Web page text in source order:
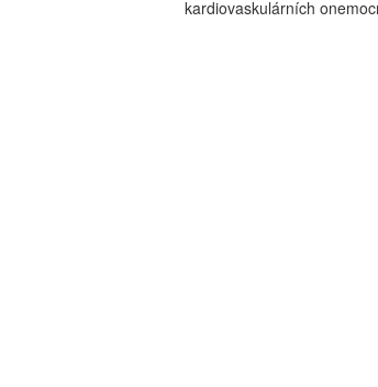
kardiovaskulárních